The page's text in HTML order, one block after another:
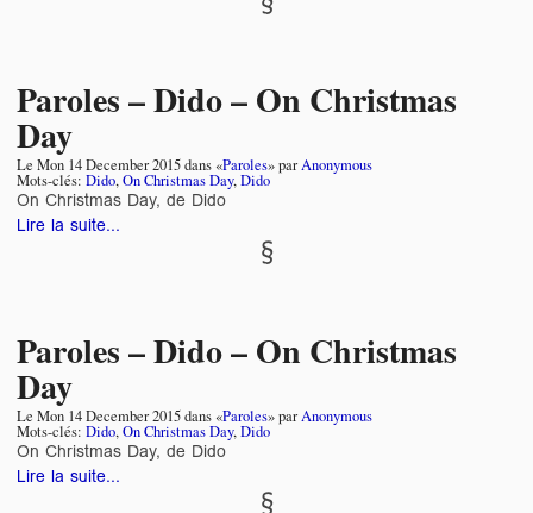
Paroles – Dido – On Christmas
Day
Le Mon 14 December 2015dans «Paroles» parAnonymous
Mots-clés: Dido,On Christmas Day,Dido
On Christmas Day, de Dido
Lire la suite...
Paroles – Dido – On Christmas
Day
Le Mon 14 December 2015dans «Paroles» parAnonymous
Mots-clés: Dido,On Christmas Day,Dido
On Christmas Day, de Dido
Lire la suite...